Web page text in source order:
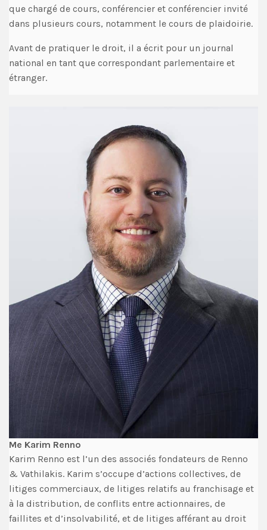
que chargé de cours, conférencier et conférencier invité
dans plusieurs cours, notamment le cours de plaidoirie.
Avant de pratiquer le droit, il a écrit pour un journal
national en tant que correspondant parlementaire et
étranger.
Me Karim Renno
Karim Renno est l’un des associés fondateurs de Renno
& Vathilakis. Karim s’occupe d’actions collectives, de
litiges commerciaux, de litiges relatifs au franchisage et
à la distribution, de conflits entre actionnaires, de
faillites et d’insolvabilité, et de litiges afférant au droit